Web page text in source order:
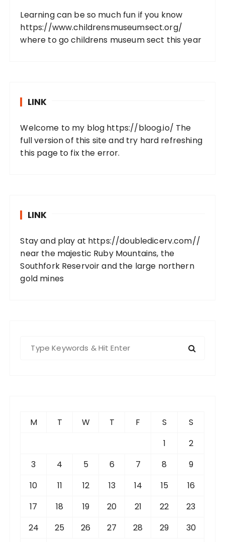
Learning can be so much fun if you know
https://www.childrensmuseumsect.org/
where to go childrens museum sect this year
LINK
Welcome to my blog https://bloog.io/ The
full version of this site and try hard refreshing
this page to fix the error.
LINK
Stay and play at https://doubledicerv.com//
near the majestic Ruby Mountains, the
Southfork Reservoir and the large northern
gold mines
M T W T F S
S
1
2
3
4 5 6 7 8
9
10
11 12 13 14 15
16
17
18 19 20 21 22
23
24
25 26 27 28 29
30